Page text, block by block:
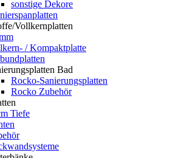
sonstige Dekore
Vollkernplatten
/ Kompaktplatte
Bad
Rocko-Sanierungsplatten
Rocko Zubehör
Tiefe